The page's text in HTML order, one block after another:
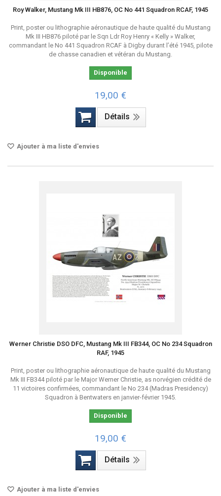
Roy Walker, Mustang Mk III HB876, OC No 441 Squadron RCAF, 1945
Print, poster ou lithographie aéronautique de haute qualité du Mustang
Mk III HB876 piloté par le Sqn Ldr Roy Henry « Kelly » Walker,
commandant le No 441 Squadron RCAF à Digby durant l’été 1945, pilote
de chasse canadien et vétéran du Mustang.
Disponible
19,00 €
Détails
Ajouter à ma liste d'envies
Werner Christie DSO DFC, Mustang Mk III FB344, OC No 234 Squadron
RAF, 1945
Print, poster ou lithographie aéronautique de haute qualité du Mustang
Mk III FB344 piloté par le Major Werner Christie, as norvégien crédité de
11 victoires confirmées, commandant le No 234 (Madras Presidency)
Squadron à Bentwaters en janvier-février 1945.
Disponible
19,00 €
Détails
Ajouter à ma liste d'envies